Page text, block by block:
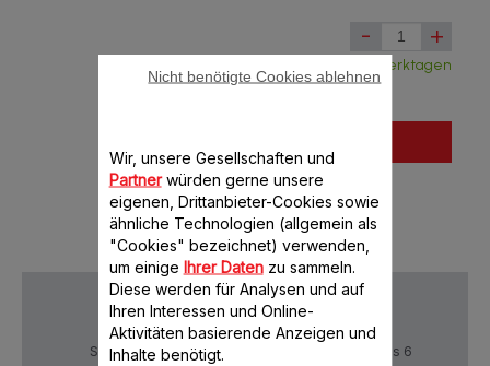
- +
Verfügbar, Lieferung aus Frankreich in 5 Werktagen
Sichere Zahlung
Lieferzeiten: 5 bis 6
Wir, unsere Gesellschaften und
Partnerwürden gerne unsere
eigenen, Drittanbieter-Cookies sowie
ähnliche Technologien (allgemein als
"Cookies" bezeichnet) verwenden,
um einige Ihrer Datenzu sammeln.
Diese werden für Analysen und auf
Ihren Interessen und Online-
Aktivitäten basierende Anzeigen und
Inhalte benötigt.
Nicht benötigte Cookies ablehnen